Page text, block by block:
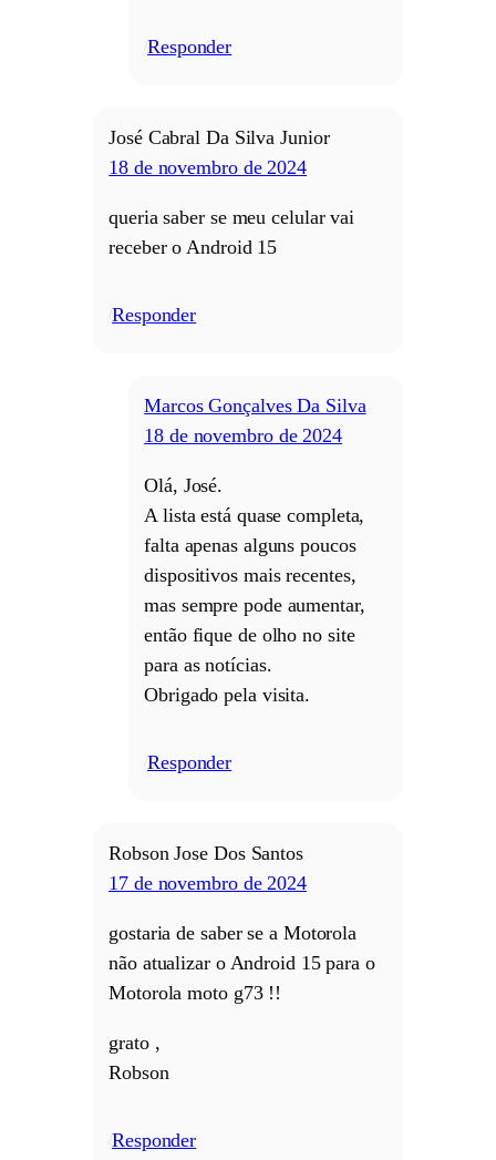
Responder
José Cabral Da Silva Junior
18 de novembro de 2024
queria saber se meu celular vai
receber o Android 15
Responder
Marcos Gonçalves Da Silva
18 de novembro de 2024
Olá, José.
A lista está quase completa,
falta apenas alguns poucos
dispositivos mais recentes,
mas sempre pode aumentar,
então fique de olho no site
para as notícias.
Obrigado pela visita.
Responder
Robson Jose Dos Santos
17 de novembro de 2024
gostaria de saber se a Motorola
não atualizar o Android 15 para o
Motorola moto g73 !!
grato ,
Robson
Responder